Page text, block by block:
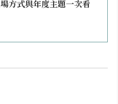
方式與年度主題一次看